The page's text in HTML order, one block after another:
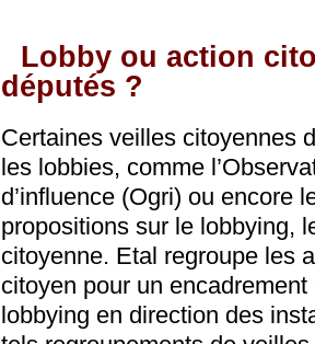
Lobby ou action
députés ?
Certaines veilles citoyennes
les lobbies, comme
d’influence (Ogri) ou encore
propositions sur le lobbying,
citoyenne. Etal regroupe les
citoyen pour un
lobbying en direction des